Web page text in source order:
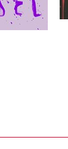
499 Kč